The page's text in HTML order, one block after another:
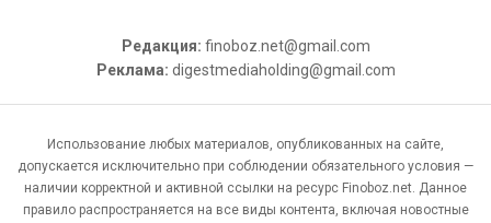
Редакция: finoboz.net@gmail.com
Реклама: digestmediaholding@gmail.com
Использование любых материалов, опубликованных на сайте,
допускается исключительно при соблюдении обязательного условия —
наличии корректной и активной ссылки на ресурс Finoboz.net. Данное
правило распространяется на все виды контента, включая новостные